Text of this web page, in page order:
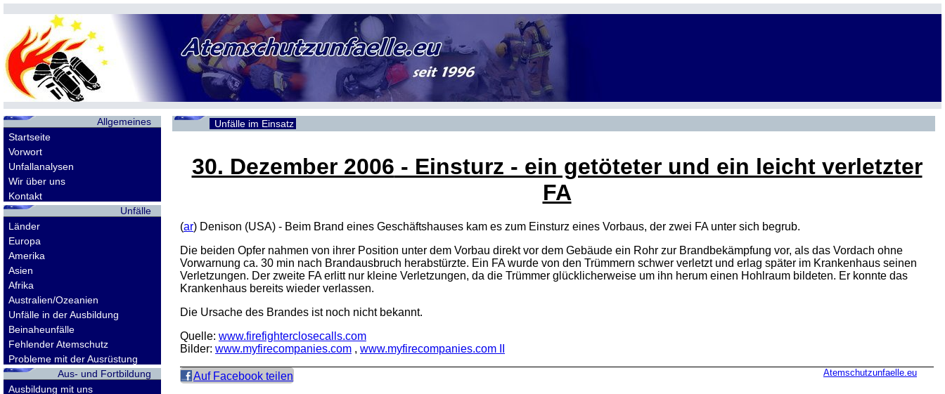
Allgemeines
Startseite
Vorwort
Unfallanalysen
Wir über uns
Kontakt
Unfälle
Länder
Europa
Amerika
Asien
Afrika
Australien/Ozeanien
Unfälle in der Ausbildung
Beinaheunfälle
Fehlender Atemschutz
Probleme mit der Ausrüstung
Aus- und Fortbildung
Ausbildung mit uns
Unfälle im Einsatz
30. Dezember 2006 - Einsturz - ein getöteter und ein leicht verletzter
FA
(ar) Denison (USA) - Beim Brand eines Geschäftshauses kam es zum Einsturz eines Vorbaus, der zwei FA unter sich begrub.
Die beiden Opfer nahmen von ihrer Position unter dem Vorbau direkt vor dem Gebäude ein Rohr zur Brandbekämpfung vor, als das Vordach ohne
Vorwarnung ca. 30 min nach Brandausbruch herabstürzte. Ein FA wurde von den Trümmern schwer verletzt und erlag später im Krankenhaus seinen
Verletzungen. Der zweite FA erlitt nur kleine Verletzungen, da die Trümmer glücklicherweise um ihn herum einen Hohlraum bildeten. Er konnte das
Krankenhaus bereits wieder verlassen.
Die Ursache des Brandes ist noch nicht bekannt.
Quelle: www.firefighterclosecalls.com
Bilder: www.myfirecompanies.com , www.myfirecompanies.com II
Auf Facebook teilen Atemschutzunfaelle.eu